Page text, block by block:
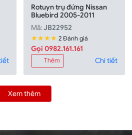
Rotuyn trụ đứng Nissan
Bluebird 2005-2011
Mã:JB22952
★★★★ 2 Đánh giá
Gọi 0982.161.161
Thêm Chi tiết
Xem thêm